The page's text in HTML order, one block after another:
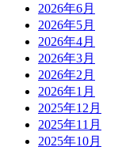
2026年6月
2026年5月
2026年4月
2026年3月
2026年2月
2026年1月
2025年12月
2025年11月
2025年10月